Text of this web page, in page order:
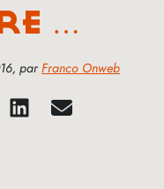
…
,parFranco Onweb